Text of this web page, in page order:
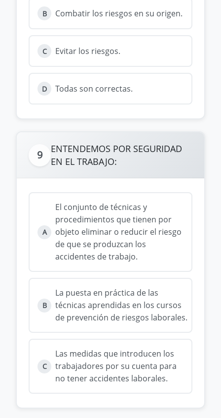
B Combatir los riesgos en su origen.
C Evitar los riesgos.
D Todas son correctas.
9
ENTENDEMOS POR SEGURIDAD
EN EL TRABAJO:
A
El conjunto de técnicas y
procedimientos que tienen por
objeto eliminar o reducir el riesgo
de que se produzcan los
accidentes de trabajo.
B
La puesta en práctica de las
técnicas aprendidas en los cursos
de prevención de riesgos laborales.
C
Las medidas que introducen los
trabajadores por su cuenta para
no tener accidentes laborales.